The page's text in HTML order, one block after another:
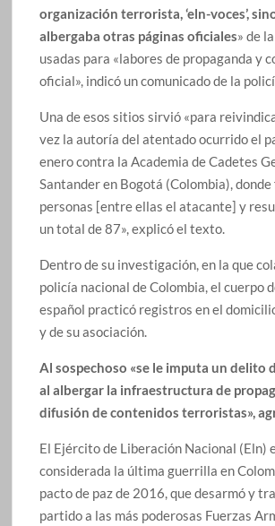
organización terrorista, ‘eln-voces’,
albergaba otras páginas oficiales» de
usadas para «labores de propaganda y
oficial», indicó un comunicado de la
Una de esos sitios sirvió «para
vez la autoría del atentado ocurrido el
enero contra la Academia de Cadetes
Santander en Bogotá (Colombia),
personas [entre ellas el atacante] y
un total de 87», explicó el texto.
Dentro de su investigación, en la que
policía nacional de Colombia, el cuerpo
español practicó registros en el
y de su asociación.
Al sospechoso «se le imputa un delito
al albergar la infraestructura de
difusión de contenidos terroristas»,
El Ejército de Liberación Nacional (Eln)
considerada la última guerrilla en
pacto de paz de 2016, que desarmó y
partido a las más poderosas Fuerzas